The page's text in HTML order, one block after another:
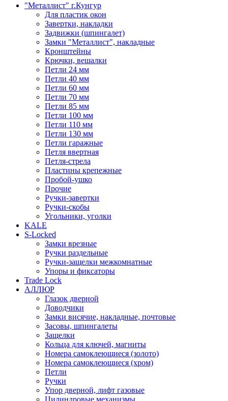
"Металлист" г.Кунгур
Для пластик окон
Завертки, накладки
Задвижки (шпингалет)
Замки "Металлист", накладные
Кронштейны
Крючки, вешалки
Петли 24 мм
Петли 40 мм
Петли 60 мм
Петли 70 мм
Петли 85 мм
Петли 100 мм
Петли 110 мм
Петли 130 мм
Петли гаражные
Петля ввертная
Петля-стрела
Пластины крепежные
Пробой-ушко
Прочие
Ручки-завертки
Ручки-скобы
Угольники, уголки
KALE
S-Locked
Замки врезные
Ручки раздельные
Ручки-защелки межкомнатные
Упоры и фиксаторы
Trade Lock
АЛЛЮР
Глазок дверной
Доводчики
Замки висячие, накладные, почтовые
Засовы, шпингалеты
Защелки
Кольца для ключей, магниты
Номера самоклеющиеся (золото)
Номера самоклеющиеся (хром)
Петли
Ручки
Упор дверной, лифт газовые
Цилиндровые механизмы